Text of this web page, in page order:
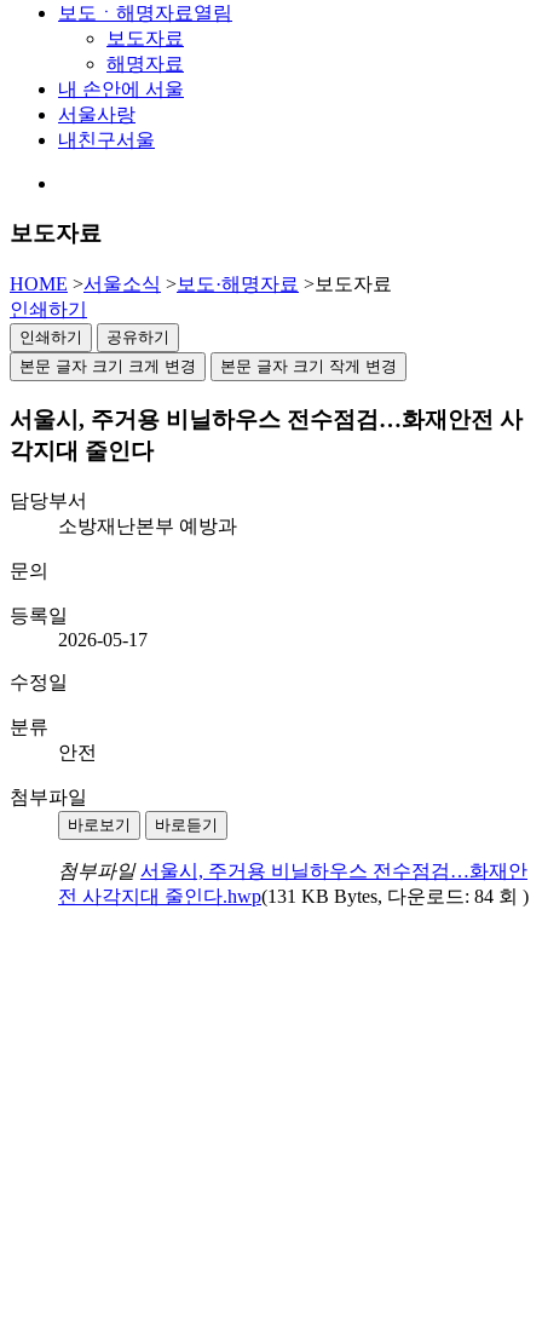
보도ㆍ해명자료열림
보도자료
해명자료
내 손안에 서울
서울사랑
내친구서울
보도자료
HOME >서울소식 >보도·해명자료 >보도자료
인쇄하기
인쇄하기
공유하기
본문 글자 크기 크게 변경
본문 글자 크기 작게 변경
서울시, 주거용 비닐하우스 전수점검…화재안전 사
각지대 줄인다
담당부서
소방재난본부 예방과
문의
등록일
2026-05-17
수정일
분류
안전
첨부파일
바로보기 바로듣기
첨부파일 서울시, 주거용 비닐하우스 전수점검…화재안
전 사각지대 줄인다.hwp(131 KB Bytes, 다운로드: 84 회 )